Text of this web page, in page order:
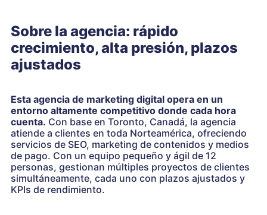
Sobre la agencia: rápido
crecimiento, alta presión, plazos
ajustados
Esta agencia de marketing digital opera en un
entorno altamente competitivo donde cada hora
cuenta. Con base en Toronto, Canadá, la agencia
atiende a clientes en toda Norteamérica, ofreciendo
servicios de SEO, marketing de contenidos y medios
de pago. Con un equipo pequeño y ágil de 12
personas, gestionan múltiples proyectos de clientes
simultáneamente, cada uno con plazos ajustados y
KPIs de rendimiento.